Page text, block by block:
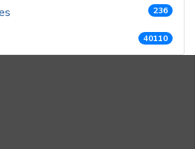
236
40110